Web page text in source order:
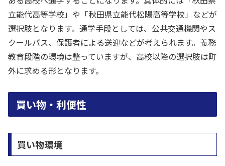
立能代高等学校」や「秋田県立能代松陽高等学校」などが
選択肢となります。通学手段としては、公共交通機関やス
クールバス、保護者による送迎などが考えられます。義務
教育段階の環境は整っていますが、高校以降の選択肢は町
外に求める形となります。
買い物・利便性
買い物環境